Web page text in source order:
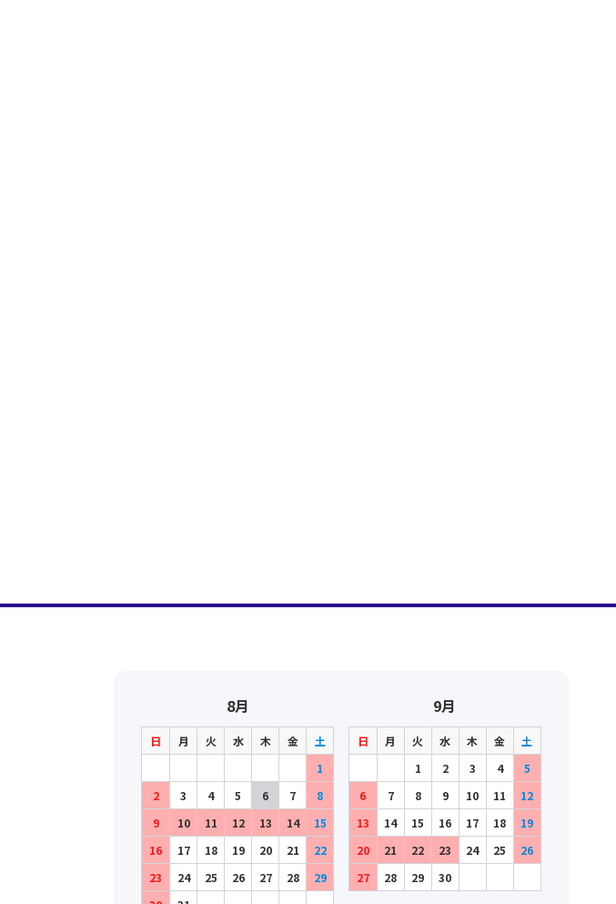
8月
日 月 火 水 木 金
土
1
2
3 4 5 6 7
8
9
10 11 12 13 14
15
16
17 18 19 20 21
22
23
24 25 26 27 28
29
9月
日 月 火 水 木 金
土
1
2 3 4
5
6
7 8 9 10 11
12
13
14 15 16 17 18
19
20
21 22 23 24 25
26
27
28 29 30